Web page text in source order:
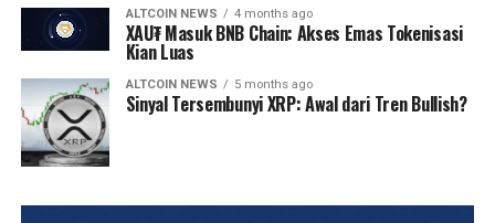
ALTCOIN NEWS 4 months ago
XAU₮ Masuk BNB Chain: Akses Emas Tokenisasi
Kian Luas
ALTCOIN NEWS 5 months ago
Sinyal Tersembunyi XRP: Awal dari Tren Bullish?